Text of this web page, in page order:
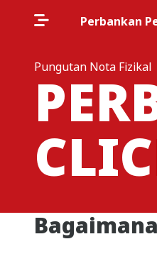
Perbankan
Pungutan Nota Fizikal